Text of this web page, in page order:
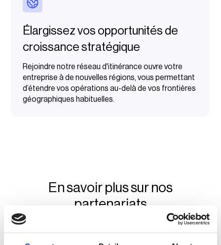
Élargissez vos opportunités de
croissance stratégique
Rejoindre notre réseau d'itinérance ouvre votre
entreprise à de nouvelles régions, vous permettant
d’étendre vos opérations au-delà de vos frontières
géographiques habituelles.
En savoir plus sur nos
partenariats